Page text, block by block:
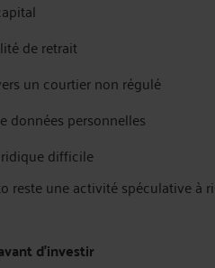
de retrait
un courtier non régulé
données personnelles
difficile
reste une activité spéculative à
d’investir